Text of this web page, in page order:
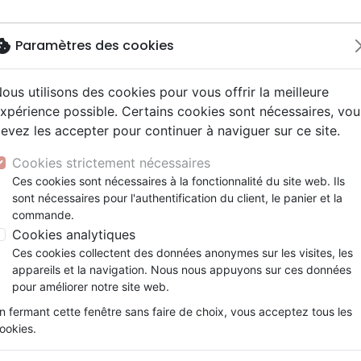
NouveautésBibles
Testaments
Etude biblique
Segond 21
Segond
NEG
Livres
Bandes dessinées
Famille, couple
Souffrance, Relation d'aide
Santé
eBooks
Couple
Découverte de la foi
Méditations
Souffrance, Relation d'aide
Psychologie
ans
Adolescents, jeunes
Bibles jeunesse
Latino, Folk
Soul
Rap, Hip-hop
Instrumental
Louange, Adoration
Hardrock, Métal
animés
conférences
Films, fiction
Documentaires, reportages
Jeux
Accessoires de Bible
Papeterie
des mains ? - Un livre pour toi ! - Soulève les rabats !
Pourquoi j'ai des mains ?
Un livre pour toi ! - Soulève les
Auteur :Abbey Wedgeworth
RéférenceMB3645 EAN9782826036456
Description
Dieu m’a donné des mains, mais à
Paramètres des cookies
utilisons des cookies pour vous offrir la meilleure
possible. Certains cookies sont nécessaires,
les accepter pour continuer à naviguer sur ce site.
Cookies strictement nécessaires
Ces cookies sont nécessaires à la fonctionnalité du site web. Ils
sont nécessaires pour l'authentification du client, le panier et la
commande.
Cookies analytiques
Ces cookies collectent des données anonymes sur les visites, les
appareils et la navigation. Nous nous appuyons sur ces données
pour améliorer notre site web.
fermant cette fenêtre sans faire de choix, vous acceptez tous les